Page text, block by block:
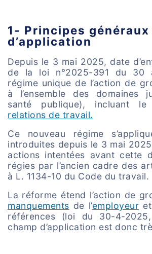
1- Principes généraux
d’application
Depuis le 3 mai 2025, date
de la loi n°2025-391 du 30
régime unique de l’action de
à l’ensemble des domaines
santé publique), incluant le
relations de travail.
Ce nouveau régime
introduites depuis le 3 mai
actions intentées avant cette
régies par l’ancien cadre des
à L. 1134-10 du Code du travail.
La réforme étend l’action de
manquements de l’employeur
références (loi du 30-4-
champ d’application est donc